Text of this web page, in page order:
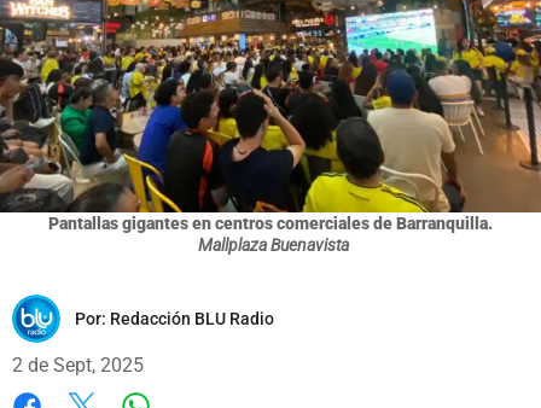
Pantallas gigantes en centros comerciales de Barranquilla.
Mallplaza Buenavista
Por: Redacción BLU Radio
2 de Sept, 2025